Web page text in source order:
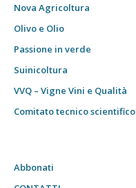
Nova Agricoltura
Olivo e Olio
Passione in verde
Suinicoltura
VVQ – Vigne Vini e Qualità
Comitato tecnico scientifico
Abbonati